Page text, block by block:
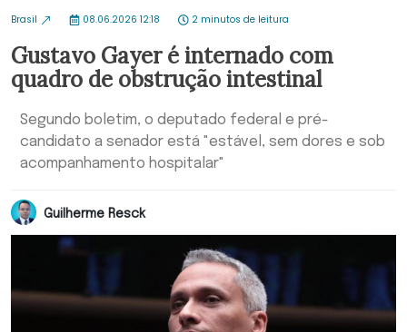
Brasil 08.06.2026 12:18 2 minutos de leitura
Gustavo Gayer é internado com
quadro de obstrução intestinal
Segundo boletim, o deputado federal e pré-
candidato a senador está "estável, sem dores e sob
acompanhamento hospitalar"
Guilherme Resck